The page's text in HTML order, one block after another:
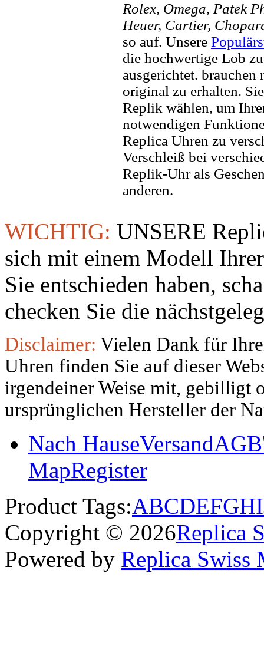
Rolex, Omega, Patek
Heuer, Cartier,
so auf. Unsere
die hochwertige Lob
ausgerichtet. brauchen
original zu erhalten.
Replik wählen, um
notwendigen
Replica Uhren zu
Verschleiß bei
Replik-Uhr als
anderen.
WICHTIG: UNSERE
sich mit einem Modell
Sie entschieden haben,
checken Sie die
Disclaimer: Vielen Dank für
Uhren finden Sie auf dieser
irgendeiner Weise mit, gebilligt
ursprünglichen Hersteller der
Nach HauseVersand
MapRegister
Product Tags:ABCDEFGHI
Copyright © 2026Replica
Powered by Replica Swiss